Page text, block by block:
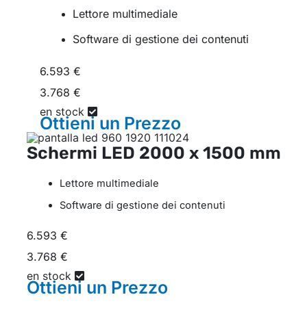
Lettore multimediale
Software di gestione dei contenuti
6.593 €
3.768 €
en stock
Ottieni un Prezzo
Schermi LED 2000 x 1500 mm
Lettore multimediale
Software di gestione dei contenuti
6.593 €
3.768 €
en stock
Ottieni un Prezzo